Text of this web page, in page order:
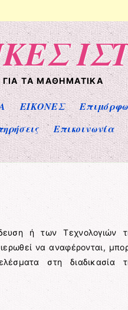
ΓΙΑ ΤΑ ΜΑΘΗΜΑΤΙΚΆ
ΕΙΚΟΝΕΣ
Επικοινωνία
ή των Τεχνολογιών
να αναφέρονται,
στη διαδικασία